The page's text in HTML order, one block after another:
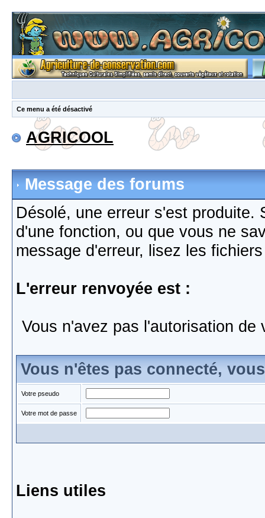
Ce menu a été désactivé
AGRICOOL
Message des forums
Désolé, une erreur s'est produite.
d'une fonction, ou que vous ne
message d'erreur, lisez les
L'erreur renvoyée est :
Vous n'avez pas l'autorisation de
Vous n'êtes pas connecté,
Votre pseudo
Votre mot de passe
Liens utiles